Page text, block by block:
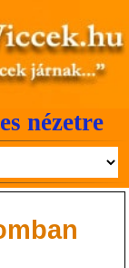
nézetre